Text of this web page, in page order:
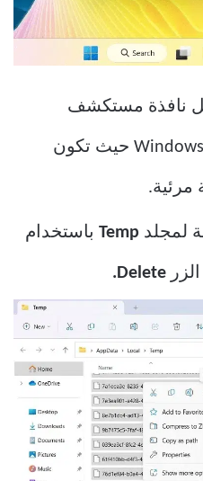
نافذة مستكشف
الملفات الجديدة في Windows حيث تكون
مرئية.
لمجلد Temp باستخدام
Delete.